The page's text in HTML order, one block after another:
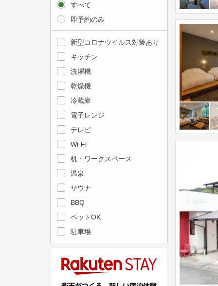
t
h
c
a
l
n
d
a
r
a
n
s
e
l
c
i
t
h
t
h
c
a
l
e
n
d
r
a
n
s
e
e
すべて
即予約のみ
新型コロナウイルス対策あり
キッチン
洗濯機
乾燥機
冷蔵庫
電子レンジ
テレビ
Wi-Fi
机・ワークスペース
温泉
サウナ
BBQ
ペットOK
駐車場